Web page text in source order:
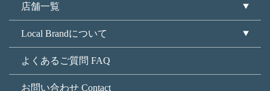
店舗一覧
Local Brandについて
よくあるご質問 FAQ
お問い合わせ Contact